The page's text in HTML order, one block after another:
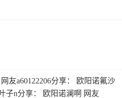
友a60122206分享： 欧阳诺氟沙
子n分享： 欧阳诺澜啊 网友